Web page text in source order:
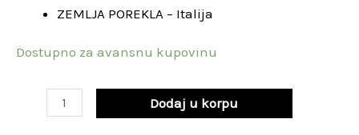
ZEMLJA POREKLA – Italija
Dostupno za avansnu kupovinu
Dodaj u korpu